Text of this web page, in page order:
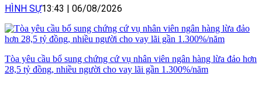
HÌNH SỰ13:43 06/08/2026
Tòa yêu cầu bổ sung chứng cứ vụ nhân viên ngân hàng lừa đảo hơn
28,5 tỷ đồng, nhiều người cho vay lãi gần 1.300%/năm